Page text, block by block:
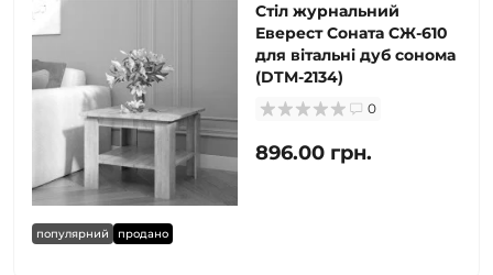
популярний продано
Стіл журнальний
Еверест Соната СЖ-610
для вітальні дуб сонома
(DTM-2134)
0
896.00 грн.